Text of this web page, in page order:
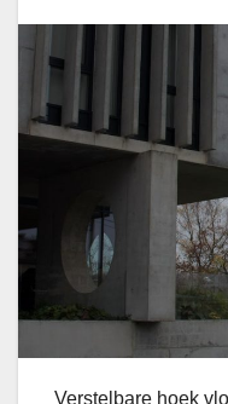
Verstelbare hoek